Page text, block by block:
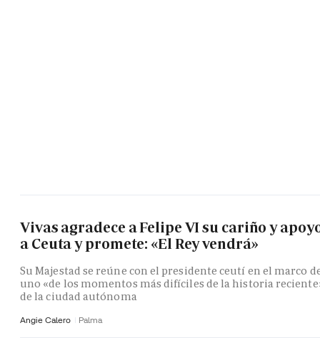
Vivas agradece a Felipe VI su cariño y
a Ceuta y promete: «El Rey vendrá»
Su Majestad se reúne con el presidente ceutí en el marco
uno «de los momentos más difíciles de la historia
de la ciudad autónoma
Angie Calero Palma